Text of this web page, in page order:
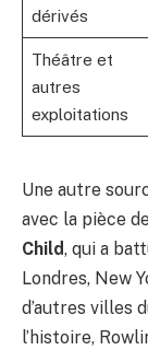
dérivés
Théâtre et
autres
exploitations
Une autre
avec la pièce
Child, qui a
Londres, New
d’autres villes
l’histoire,